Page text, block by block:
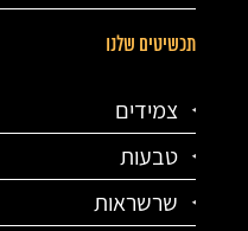
תכשיטים שלנו
צמידים
טבעות
שרשראות